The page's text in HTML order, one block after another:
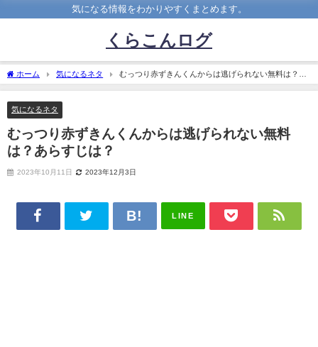
気になる情報をわかりやすくまとめます。
くらこんログ
ホーム 気になるネタ
むっつり赤ずきんくんからは逃げられない無料は？あ
らすじは？
気になるネタ
むっつり赤ずきんくんからは逃げられない無料
は？あらすじは？
2023年10月11日 2023年12月3日
LINE